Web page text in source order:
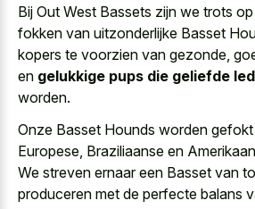
Bij Out West Bassets zijn we trots
fokken van uitzonderlijke Basset
kopers te voorzien van gezonde,
en gelukkige pups die geliefde
worden.
Onze Basset Hounds worden
Europese, Braziliaanse en
We streven ernaar een Basset van
produceren met de perfecte balans